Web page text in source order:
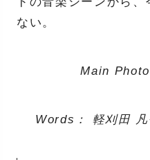
ない。
Main
Words： 軽刈田